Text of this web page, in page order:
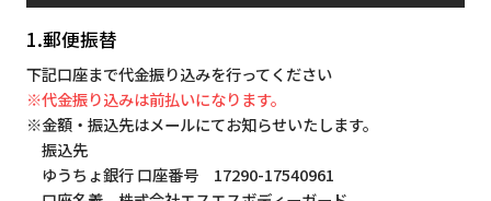
1.郵便振替
下記口座まで代金振り込みを行ってください
※代金振り込みは前払いになります。
※金額・振込先はメールにてお知らせいたします。
振込先
ゆうちょ銀行 口座番号 17290-17540961